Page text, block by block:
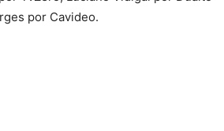
por Cavideo.